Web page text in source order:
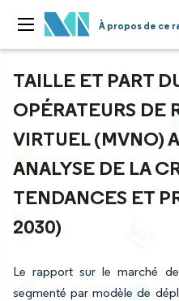
À propos de ce
TAILLE ET PART
OPÉRATEURS DE
VIRTUEL (MVNO)
ANALYSE DE LA
TENDANCES ET
2030)
Le rapport sur le marché
segmenté par modèle de